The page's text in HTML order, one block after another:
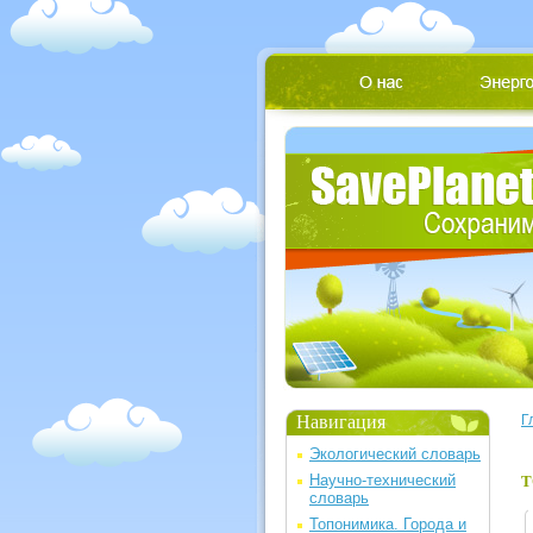
Навигация
Экологический словарь
Научно-технический
словарь
Топонимика. Города и